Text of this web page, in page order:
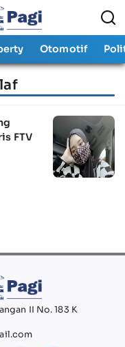
Otomotif
FTV
II No. 183 K